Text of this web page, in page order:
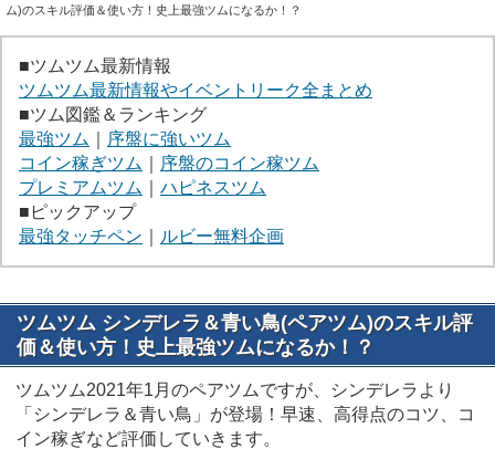
ム)のスキル評価＆使い方！史上最強ツムになるか！？
■ツムツム最新情報
ツムツム最新情報やイベントリーク全まとめ
■ツム図鑑＆ランキング
最強ツム
序盤に強いツム
コイン稼ぎツム
序盤のコイン稼ツム
プレミアムツム
ハピネスツム
■ピックアップ
最強タッチペン
ルビー無料企画
ツムツム シンデレラ＆青い鳥(ペアツム)のスキル評
価＆使い方！史上最強ツムになるか！？
ツムツム2021年1月のペアツムですが、シンデレラより
「シンデレラ＆青い鳥」が登場！早速、高得点のコツ、コ
イン稼ぎなど評価していきます。